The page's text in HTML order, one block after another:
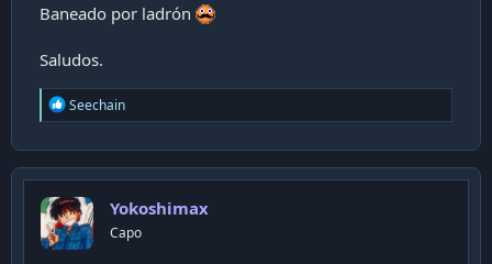
Baneado por ladrón
Saludos.
R
e
c
t
o
n
s
Seechain
Yokoshimax
Capo